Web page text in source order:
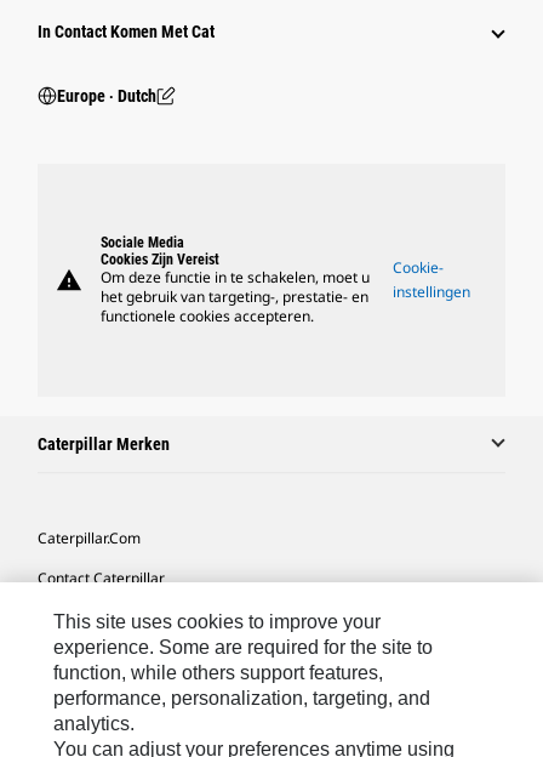
In Contact Komen Met Cat
Europe ‧ Dutch
warning
Sociale Media
Cookies Zijn Vereist
Om deze functie in te schakelen, moet u
het gebruik van targeting-, prestatie- en
functionele cookies accepteren.
Cookie-
instellingen
Caterpillar Merken
Caterpillar.com
Contact Caterpillar
Mijn Marketingvoorkeuren
Site Map
Cookie Settings
Legal
This site uses cookies to improve your
experience. Some are required for the site to
function, while others support features,
performance, personalization, targeting, and
analytics.
You can adjust your preferences anytime using